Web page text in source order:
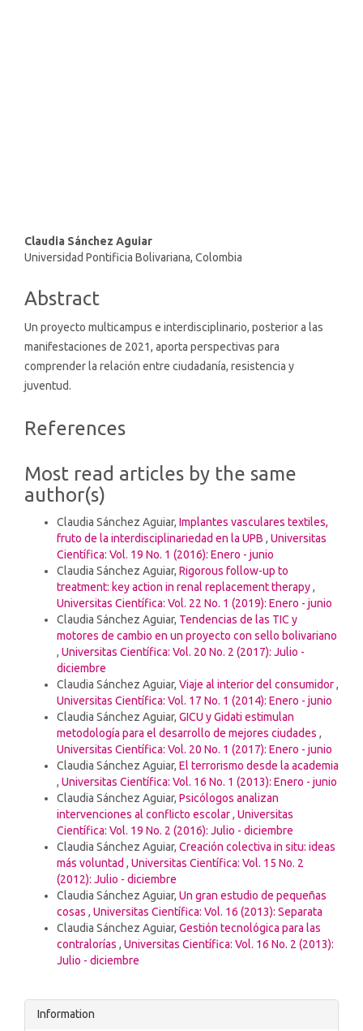
Main
Article
Content
Claudia Sánchez Aguiar
Universidad Pontificia Bolivariana, Colombia
Abstract
Un proyecto multicampus e interdisciplinario, posterior a las
manifestaciones de 2021, aporta perspectivas para
comprender la relación entre ciudadanía, resistencia y
juventud.
Article
References
Most read articles by the same
author(s)
Claudia Sánchez Aguiar, Implantes vasculares textiles,
fruto de la interdisciplinariedad en la UPB , Universitas
Científica: Vol. 19 No. 1 (2016): Enero - junio
Claudia Sánchez Aguiar, Rigorous follow-up to
treatment: key action in renal replacement therapy,
Universitas Científica: Vol. 22 No. 1 (2019): Enero - junio
Claudia Sánchez Aguiar, Tendencias de las TIC y
motores de cambio en un proyecto con sello bolivariano
, Universitas Científica: Vol. 20 No. 2 (2017): Julio -
diciembre
Claudia Sánchez Aguiar, Viaje al interior del consumidor,
Universitas Científica: Vol. 17 No. 1 (2014): Enero - junio
Claudia Sánchez Aguiar, GICU y Gidati estimulan
metodología para el desarrollo de mejores ciudades ,
Universitas Científica: Vol. 20 No. 1 (2017): Enero - junio
Claudia Sánchez Aguiar, El terrorismo desde la academia
, Universitas Científica: Vol. 16 No. 1 (2013): Enero - junio
Claudia Sánchez Aguiar, Psicólogos analizan
intervenciones al conflicto escolar, Universitas
Científica: Vol. 19 No. 2 (2016): Julio - diciembre
Claudia Sánchez Aguiar, Creación colectiva in situ: ideas
más voluntad , Universitas Científica: Vol. 15 No. 2
(2012): Julio - diciembre
Claudia Sánchez Aguiar, Un gran estudio de pequeñas
cosas , Universitas Científica: Vol. 16 (2013): Separata
Claudia Sánchez Aguiar, Gestión tecnológica para las
contralorías , Universitas Científica: Vol. 16 No. 2 (2013):
Julio - diciembre
Information